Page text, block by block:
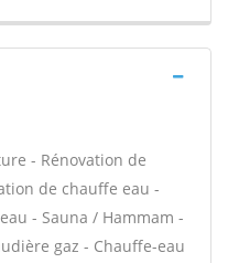
- Rénovation de
de chauffe eau -
- Sauna / Hammam -
gaz - Chauffe-eau